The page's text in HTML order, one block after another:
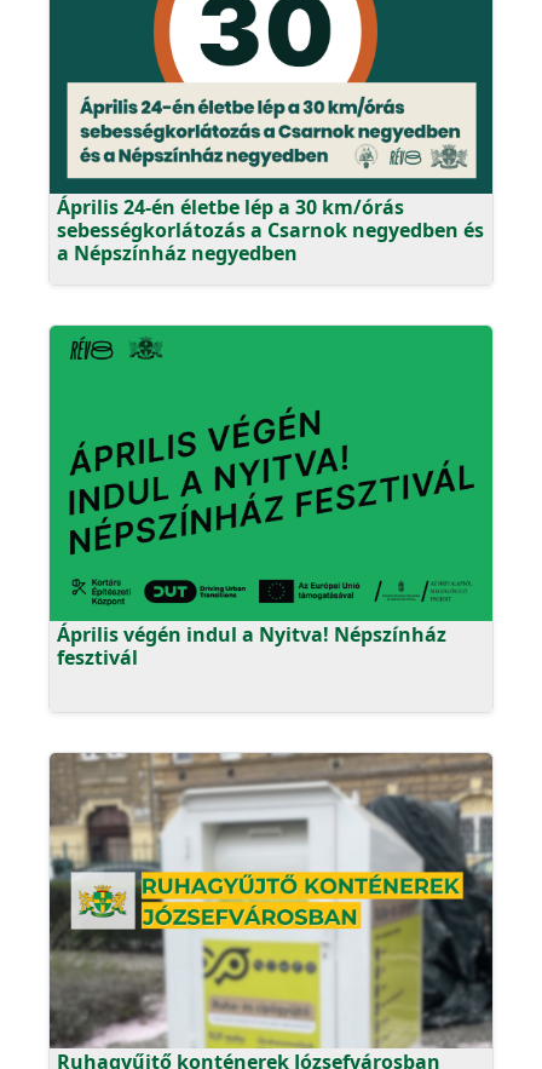
Április 24-én életbe lép a 30 km/órás
sebességkorlátozás a Csarnok negyedben és
a Népszínház negyedben
Április végén indul a Nyitva! Népszínház
fesztivál
Ruhagyűjtő konténerek Józsefvárosban